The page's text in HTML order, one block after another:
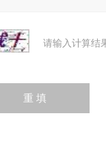
请输入计算结